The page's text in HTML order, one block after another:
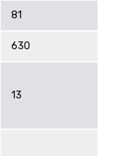
81
630
13